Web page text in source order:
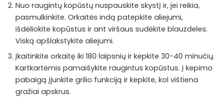
Nuo raugintų kopūstų nuspauskite skystį ir, jei reikia,
pasmulkinkite. Orkaitės indą patepkite aliejumi,
išdėliokite kopūstus ir ant viršaus sudėkite blauzdeles.
Viską apšlakstykite aliejumi.
Įkaitinkite orkaitę iki 180 laipsnių ir kepkite 30-40 minučių.
Kartkartėmis pamaišykite raugintus kopūstus. Į kepimo
pabaigą įjunkite grilio funkciją ir kepkite, kol vištiena
gražiai apskrus.